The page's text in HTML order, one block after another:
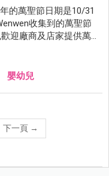
的萬聖節日期是10/31
收集到的萬聖節
迎廠商及店家提供萬
相關課程。
嬰幼兒
下一頁 →